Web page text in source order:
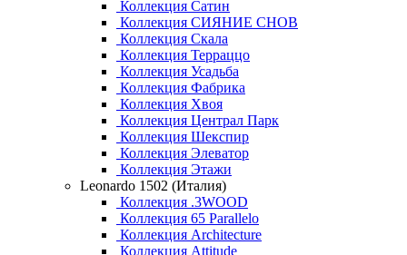
Коллекция Сатин
Коллекция СИЯНИЕ СНОВ
Коллекция Скала
Коллекция Терраццо
Коллекция Усадьба
Коллекция Фабрика
Коллекция Хвоя
Коллекция Централ Парк
Коллекция Шекспир
Коллекция Элеватор
Коллекция Этажи
Leonardo 1502 (Италия)
Коллекция .3WOOD
Коллекция 65 Parallelo
Коллекция Architecture
Коллекция Attitude